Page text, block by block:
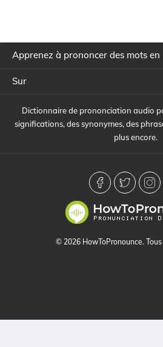
Apprenez à prononcer des mots en
Sur
Dictionnaire de prononciation audio
significations, des synonymes, des
plus encore.
© 2026 HowToPronounce.